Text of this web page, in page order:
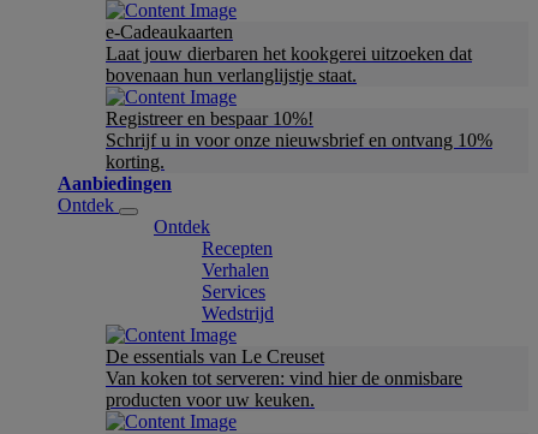
e-Cadeaukaarten
Laat jouw dierbaren het kookgerei uitzoeken dat
bovenaan hun verlanglijstje staat.
Registreer en bespaar 10%!
Schrijf u in voor onze nieuwsbrief en ontvang 10%
korting.
Aanbiedingen
Ontdek
Ontdek
Recepten
Verhalen
Services
Wedstrijd
De essentials van Le Creuset
Van koken tot serveren: vind hier de onmisbare
producten voor uw keuken.